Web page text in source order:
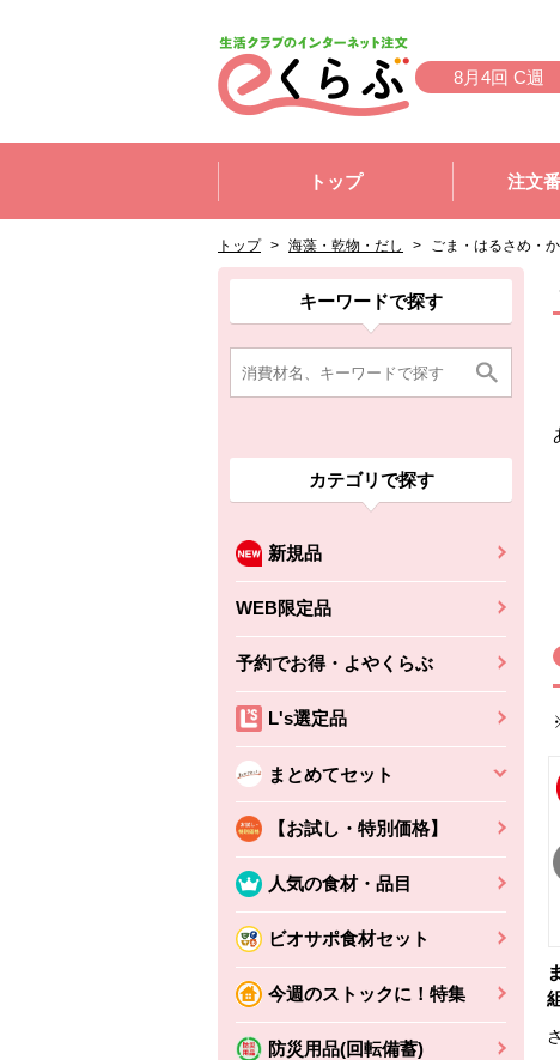
8月4回 C週
トップ
注文
トップ > 海藻・乾物・だし > ごま・はるさめ・
ここから消費材検索メニューです。
キーワードで探す
カテゴリで探す
新規品
WEB限定品
予約でお得・よやくらぶ
L's選定品
まとめてセット
【お試し・特別価格】
人気の食材・品目
ビオサポ食材セット
今週のストックに！特集
防災用品(回転備蓄)
消費材検索メニューここまで。
ここから本文です。
ここから組合員向けメニューです。
組合員向けメニューここまで。
ここから本文です。
ちょこっと揚げ（香
えびの風味がぶわっ！
バルサミコ
本体2,160円 (税込2,333円)